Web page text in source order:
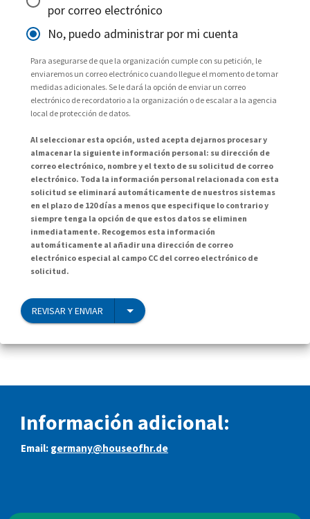
por correo electrónico
No, puedo administrar por mi cuenta
Para asegurarse de que la organización cumple con su petición, le
enviaremos un correo electrónico cuando llegue el momento de tomar
medidas adicionales. Se le dará la opción de enviar un correo
electrónico de recordatorio a la organización o de escalar a la agencia
local de protección de datos.
Al seleccionar esta opción, usted acepta dejarnos procesar y
almacenar la siguiente información personal: su dirección de
correo electrónico, nombre y el texto de su solicitud de correo
electrónico. Toda la información personal relacionada con esta
solicitud se eliminará automáticamente de nuestros sistemas
en el plazo de 120 días a menos que especifique lo contrario y
siempre tenga la opción de que estos datos se eliminen
inmediatamente. Recogemos esta información
automáticamente al añadir una dirección de correo
electrónico especial al campo CC del correo electrónico de
solicitud.
REVISAR Y ENVIAR
Información adicional:
Email: germany@houseofhr.de